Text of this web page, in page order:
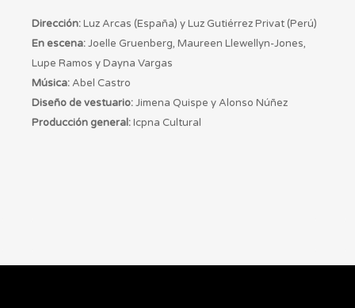
Dirección:Luz Arcas (España) y Luz Gutiérrez Privat (Perú)
En escena:Joelle Gruenberg, Maureen Llewellyn-Jones,
Lupe Ramos y Dayna Vargas
Música:Abel Castro
Diseño de vestuario:Jimena Quispe y Alonso Núñez
Producción general:Icpna Cultural